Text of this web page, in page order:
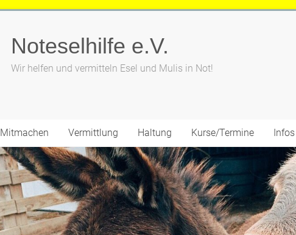
Noteselhilfe e.V.
Wir helfen und vermitteln Esel und Mulis in Not!
Mitmachen Vermittlung Haltung Kurse/Termine Infos